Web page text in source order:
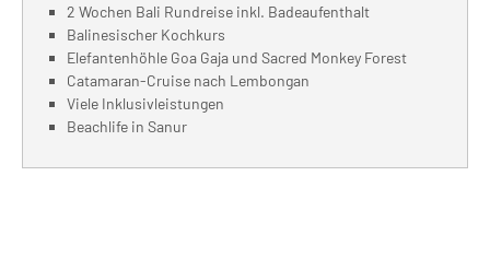
2 Wochen Bali Rundreise inkl. Badeaufenthalt
Balinesischer Kochkurs
Elefantenhöhle Goa Gaja und Sacred Monkey Forest
Catamaran-Cruise nach Lembongan
Viele Inklusivleistungen
Beachlife in Sanur